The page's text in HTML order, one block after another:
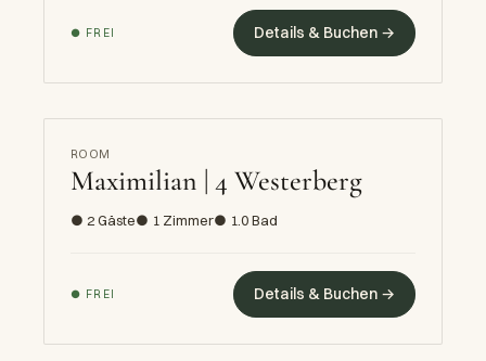
● FREI Details & Buchen →
ROOM
Maximilian | 4 Westerberg
● 2 Gäste● 1 Zimmer● 1.0 Bad
● FREI Details & Buchen →